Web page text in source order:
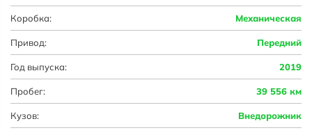
Коробка: Механическая
Привод: Передний
Год выпуска: 2019
Пробег: 39 556 км
Кузов: Внедорожник